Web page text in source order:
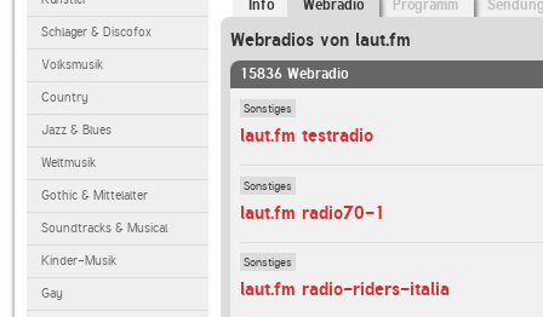
Schlager & Discofox
Volksmusik
Country
Jazz & Blues
Weltmusik
Gothic & Mittelalter
Soundtracks & Musical
Kinder-Musik
Gay
Info Webradio Programm
Webradios von laut.fm
15836 Webradio
Sonstiges
laut.fm testradio
Sonstiges
laut.fm radio70-1
Sonstiges
laut.fm radio-riders-italia